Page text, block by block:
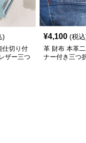
)
仕切り付
ザー三つ
¥4,100 (税
革 財布 本革
ナー付き三つ